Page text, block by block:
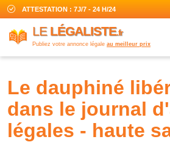
ATTESTATION : 7J/7 - 24 H/24
LE LÉGALISTE.fr
Publiez votre annonce légale au meilleur prix
le dauphiné libéré - publier
dans le journal
légales - haute